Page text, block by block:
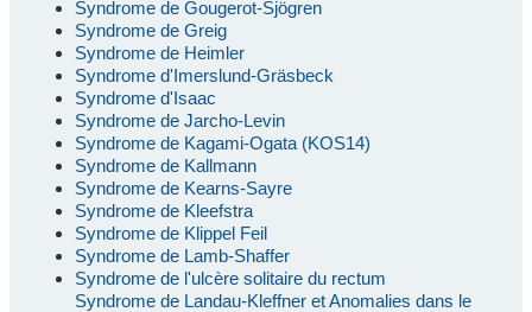
Syndrome de Gougerot-Sjögren
Syndrome de Greig
Syndrome de Heimler
Syndrome d'Imerslund-Gräsbeck
Syndrome d'Isaac
Syndrome de Jarcho-Levin
Syndrome de Kagami-Ogata (KOS14)
Syndrome de Kallmann
Syndrome de Kearns-Sayre
Syndrome de Kleefstra
Syndrome de Klippel Feil
Syndrome de Lamb-Shaffer
Syndrome de l'ulcère solitaire du rectum
Syndrome de Landau-Kleffner et Anomalies dans le